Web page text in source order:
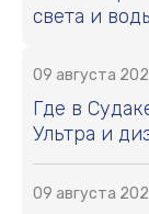
света и
09 августа
Где в
Ультра и
09 августа